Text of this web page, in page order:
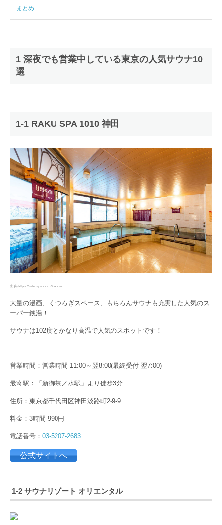
まとめ
1 深夜でも営業中している東京の人気サウナ10
選
1-1 RAKU SPA 1010 神田
出典https://rakuspa.com/kanda/
大量の漫画、くつろぎスペース、もちろんサウナも充実した人気のス
ーパー銭湯！
サウナは102度とかなり高温で人気のスポットです！
営業時間：営業時間 11:00～翌8:00(最終受付 翌7:00)
最寄駅：「新御茶ノ水駅」より徒歩3分
住所：東京都千代田区神田淡路町2-9-9
料金：3時間 990円
電話番号： 03-5207-2683
公式サイトへ
1-2 サウナリゾート オリエンタル